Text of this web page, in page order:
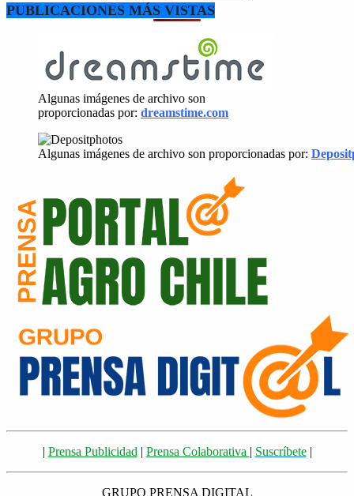
PUBLICACIONES MÁS VISTAS
Algunas imágenes de archivo son
proporcionadas por: dreamstime.com
Algunas imágenes de archivo son proporcionadas por:
| Prensa Publicidad | Prensa Colaborativa | Suscríbete|
GRUPO PRENSA DIGITAL